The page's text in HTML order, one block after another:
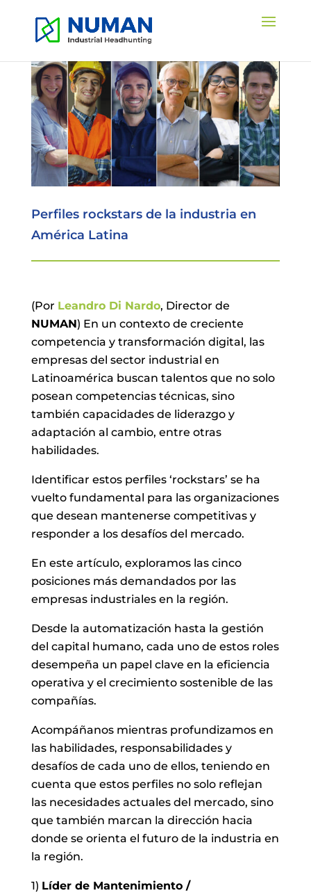
Perfiles rockstars de la industria en
América Latina
(Por Leandro Di Nardo, Director de
NUMAN) En un contexto de creciente
competencia y transformación digital, las
empresas del sector industrial en
Latinoamérica buscan talentos que no solo
posean competencias técnicas, sino
también capacidades de liderazgo y
adaptación al cambio, entre otras
habilidades.
Identificar estos perfiles ‘rockstars’ se ha
vuelto fundamental para las organizaciones
que desean mantenerse competitivas y
responder a los desafíos del mercado.
En este artículo, exploramos las cinco
posiciones más demandados por las
empresas industriales en la región.
Desde la automatización hasta la gestión
del capital humano, cada uno de estos roles
desempeña un papel clave en la eficiencia
operativa y el crecimiento sostenible de las
compañías.
Acompáñanos mientras profundizamos en
las habilidades, responsabilidades y
desafíos de cada uno de ellos, teniendo en
cuenta que estos perfiles no solo reflejan
las necesidades actuales del mercado, sino
que también marcan la dirección hacia
donde se orienta el futuro de la industria en
la región.
1) Líder de Mantenimiento /